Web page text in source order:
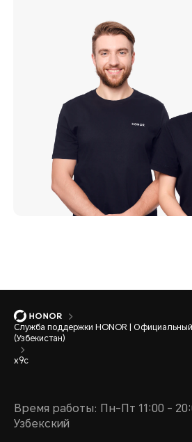
Служба поддержки HONOR |
(Узбекистан)
x9c
Время работы: Пн-Пт 11:00 -
Узбекский